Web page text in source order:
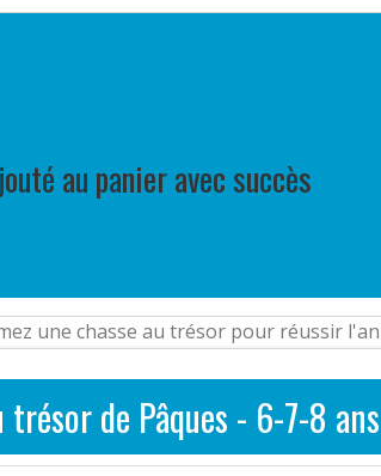
au panier avec succès
une chasse au trésor pour réussir
trésor de Pâques - 6-7-8 ans